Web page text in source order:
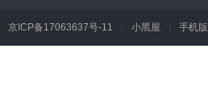
京ICP备17063637号-11 小黑屋 手机版